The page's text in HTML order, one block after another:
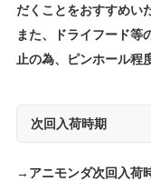
だくことをおすすめい
また、ドライフード等
止の為、ピンホール程
次回入荷時期
→ アニモンダ次回入荷